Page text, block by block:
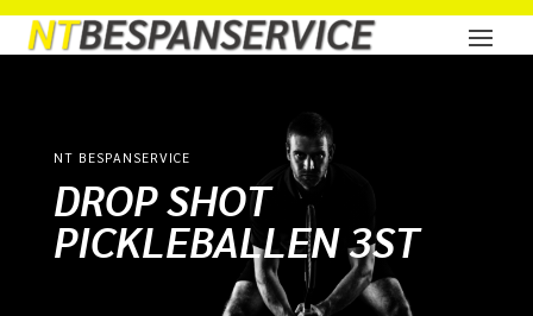
NT BESPANSERVICE
DROP SHOT
PICKLEBALLEN 3ST